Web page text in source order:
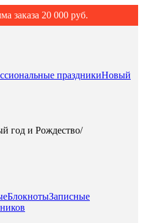
заказа 20 000 руб.
праздникиНовый
год и Рождество/
БлокнотыЗаписные